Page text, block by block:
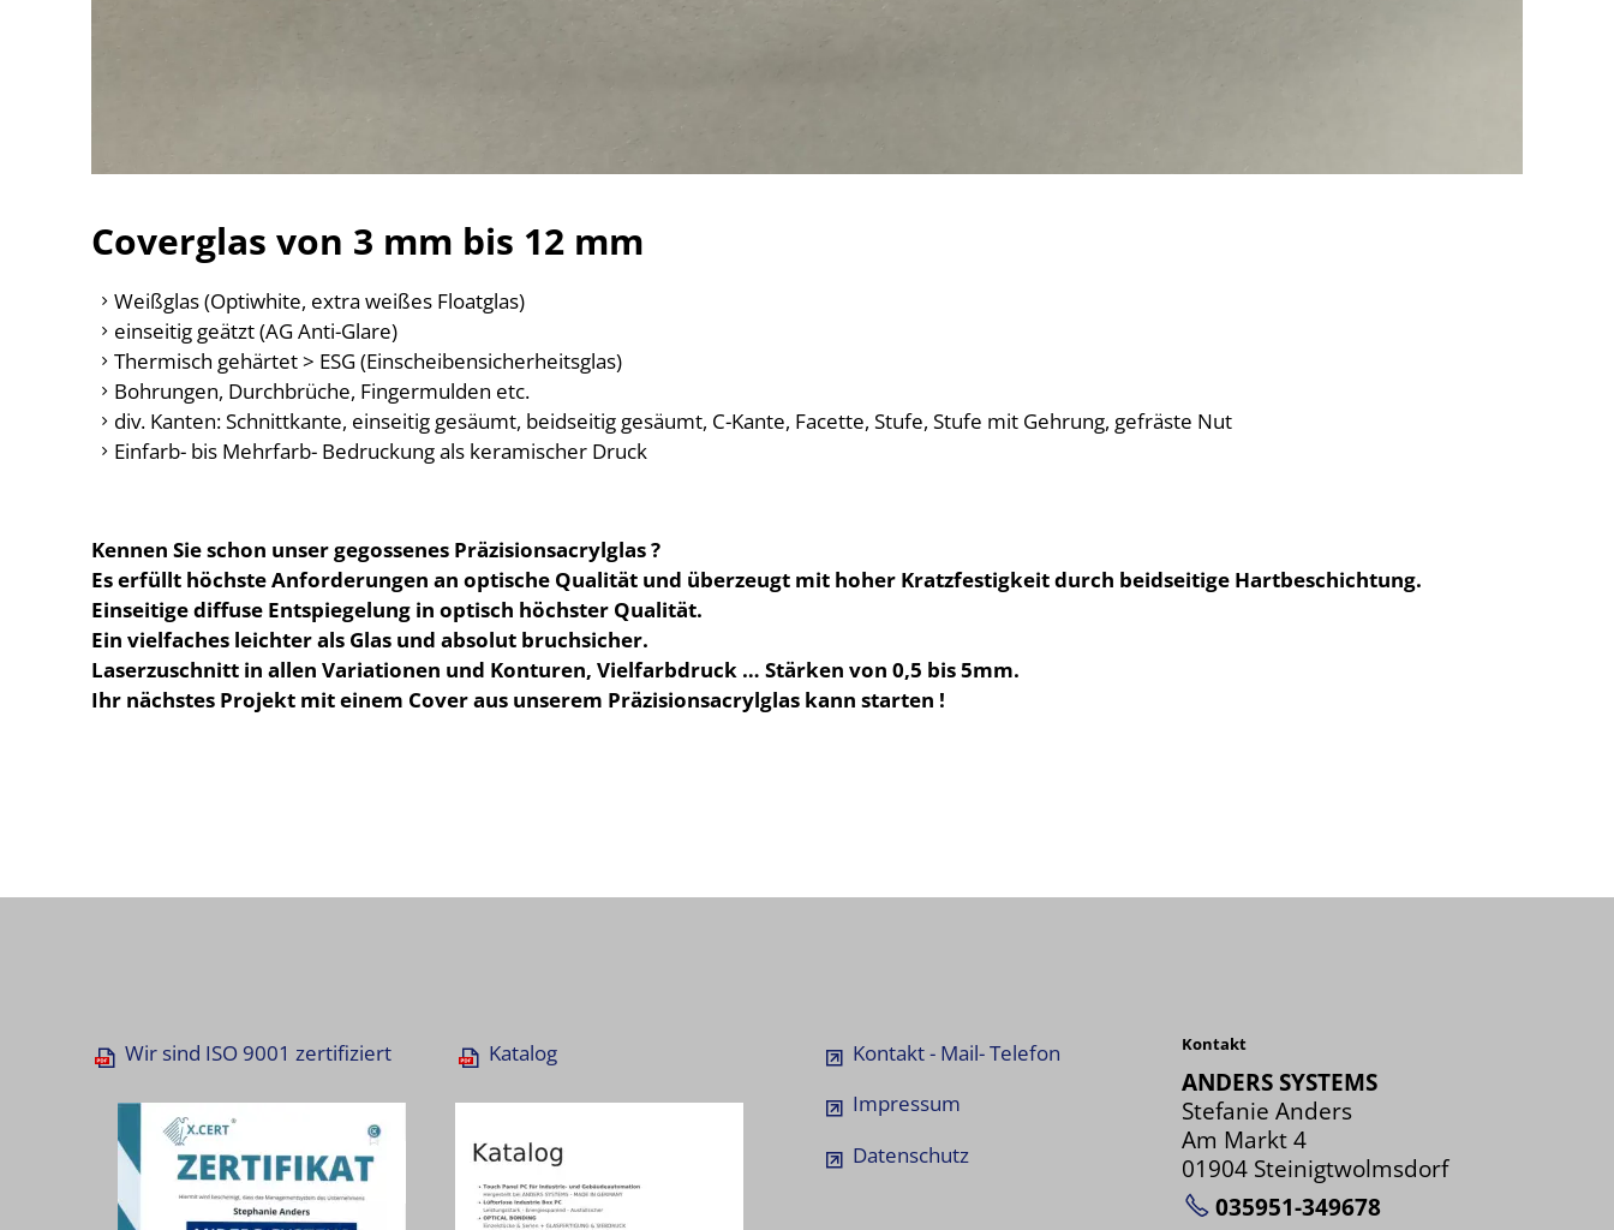
Coverglas von 3 mm bis 12 mm
Weißglas (Optiwhite, extra weißes Floatglas)
einseitig geätzt (AG Anti-Glare)
Thermisch gehärtet > ESG (Einscheibensicherheitsglas)
Bohrungen, Durchbrüche, Fingermulden etc.
div. Kanten: Schnittkante, einseitig gesäumt, beidseitig gesäumt, C-Kante, Facette, Stufe, Stufe mit Gehrung, gefräste Nut
Einfarb- bis Mehrfarb- Bedruckung als keramischer Druck
Kennen Sie schon unser gegossenes Präzisionsacrylglas ?
Es erfüllt höchste Anforderungen an optische Qualität und überzeugt mit hoher Kratzfestigkeit durch beidseitige Hartbeschichtung.
Einseitige diffuse Entspiegelung in optisch höchster Qualität.
Ein vielfaches leichter als Glas und absolut bruchsicher.
Laserzuschnitt in allen Variationen und Konturen, Vielfarbdruck … Stärken von 0,5 bis 5mm.
Ihr nächstes Projekt mit einem Cover aus unserem Präzisionsacrylglas kann starten !
Wir sind ISO 9001 zertifiziert Katalog
Kontakt - Mail- Telefon
Impressum
Datenschutz
Kontakt
ANDERS SYSTEMS
Stefanie Anders
Am Markt 4
01904 Steinigtwolmsdorf
035951-349678